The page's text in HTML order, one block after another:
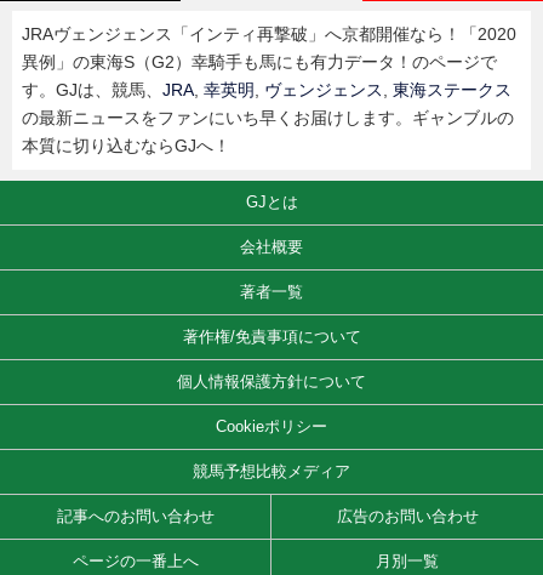
JRAヴェンジェンス「インティ再撃破」へ京都開催なら！「2020
異例」の東海S（G2）幸騎手も馬にも有力データ！のページで
す。GJは、競馬、 JRA 幸英明 ヴェンジェンス
東海ステークス
の最新ニュースをファンにいち早くお届けします。ギャンブルの
本質に切り込むならGJへ！
GJとは
会社概要
著者一覧
著作権/免責事項について
個人情報保護方針について
Cookieポリシー
競馬予想比較メディア
記事へのお問い合わせ 広告のお問い合わせ
ページの一番上へ 月別一覧